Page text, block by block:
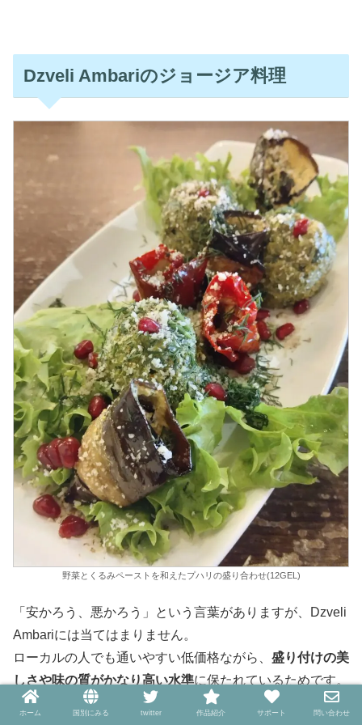
Dzveli Ambariのジョージア料理
野菜とくるみペーストを和えたプハリの盛り合わせ(12GEL)
「安かろう、悪かろう」という言葉がありますが、Dzveli
Ambariには当てはまりません。
ローカルの人でも通いやすい低価格ながら、 盛り付けの美
しさや味の質がかなり高い水準に保たれているためです。
ホーム 国別にみる twitter 作品紹介 サポート 問い合わせ